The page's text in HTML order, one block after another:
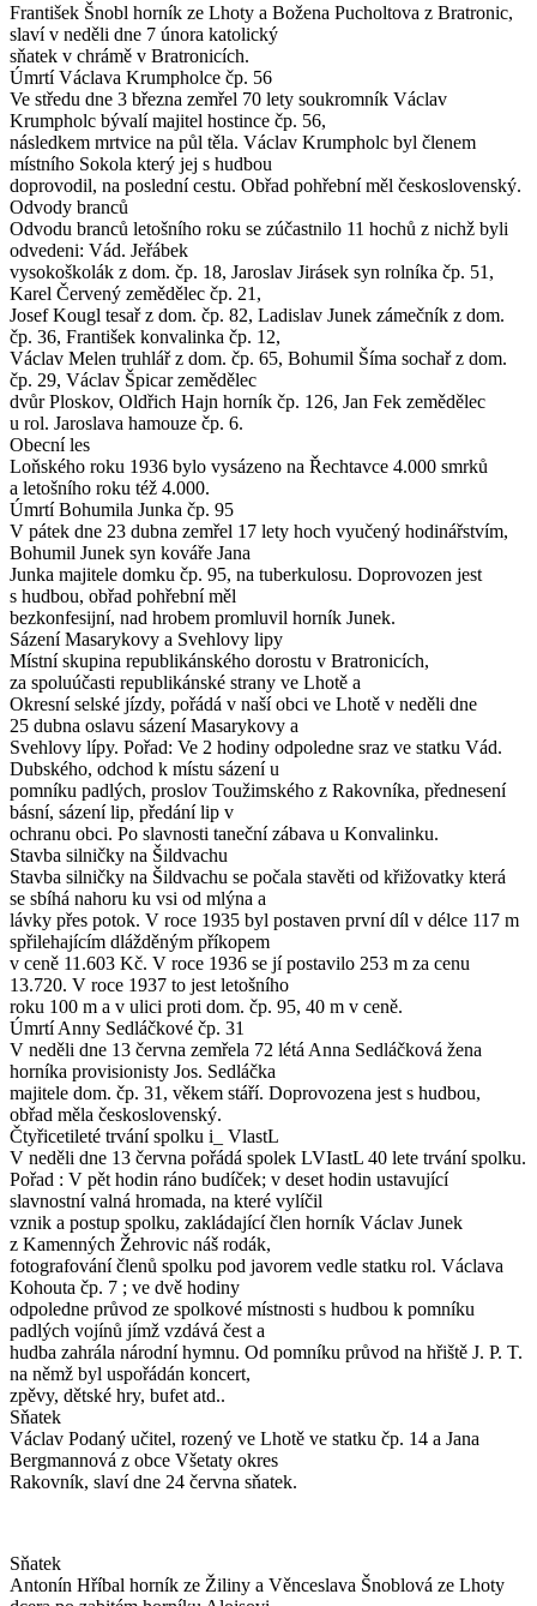
František Šnobl horník ze Lhoty a Božena Pucholtova z Bratronic,
slaví v neděli dne 7 února katolický
sňatek v chrámě v Bratronicích.
Úmrtí Václava Krumpholce čp. 56
Ve středu dne 3 března zemřel 70 lety soukromník Václav
Krumpholc bývalí majitel hostince čp. 56,
následkem mrtvice na půl těla. Václav Krumpholc byl členem
místního Sokola který jej s hudbou
doprovodil, na poslední cestu. Obřad pohřební měl československý.
Odvody branců
Odvodu branců letošního roku se zúčastnilo 11 hochů z nichž byli
odvedeni: Vád. Jeřábek
vysokoškolák z dom. čp. 18, Jaroslav Jirásek syn rolníka čp. 51,
Karel Červený zemědělec čp. 21,
Josef Kougl tesař z dom. čp. 82, Ladislav Junek zámečník z dom.
čp. 36, František konvalinka čp. 12,
Václav Melen truhlář z dom. čp. 65, Bohumil Šíma sochař z dom.
čp. 29, Václav Špicar zemědělec
dvůr Ploskov, Oldřich Hajn horník čp. 126, Jan Fek zemědělec
u rol. Jaroslava hamouze čp. 6.
Obecní les
Loňského roku 1936 bylo vysázeno na Řechtavce 4.000 smrků
a letošního roku též 4.000.
Úmrtí Bohumila Junka čp. 95
V pátek dne 23 dubna zemřel 17 lety hoch vyučený hodinářstvím,
Bohumil Junek syn kováře Jana
Junka majitele domku čp. 95, na tuberkulosu. Doprovozen jest
s hudbou, obřad pohřební měl
bezkonfesijní, nad hrobem promluvil horník Junek.
Sázení Masarykovy a Svehlovy lipy
Místní skupina republikánského dorostu v Bratronicích,
za spoluúčasti republikánské strany ve Lhotě a
Okresní selské jízdy, pořádá v naší obci ve Lhotě v neděli dne
25 dubna oslavu sázení Masarykovy a
Svehlovy lípy. Pořad: Ve 2 hodiny odpoledne sraz ve statku Vád.
Dubského, odchod k místu sázení u
pomníku padlých, proslov Toužimského z Rakovníka, přednesení
básní, sázení lip, předání lip v
ochranu obci. Po slavnosti taneční zábava u Konvalinku.
Stavba silničky na Šildvachu
Stavba silničky na Šildvachu se počala stavěti od křižovatky která
se sbíhá nahoru ku vsi od mlýna a
lávky přes potok. V roce 1935 byl postaven první díl v délce 117 m
spřilehajícím dlážděným příkopem
v ceně 11.603 Kč. V roce 1936 se jí postavilo 253 m za cenu
13.720. V roce 1937 to jest letošního
roku 100 m a v ulici proti dom. čp. 95, 40 m v ceně.
Úmrtí Anny Sedláčkové čp. 31
V neděli dne 13 června zemřela 72 létá Anna Sedláčková žena
horníka provisionisty Jos. Sedláčka
majitele dom. čp. 31, věkem stáří. Doprovozena jest s hudbou,
obřad měla československý.
Čtyřicetileté trvání spolku i_ VlastL
V neděli dne 13 června pořádá spolek LVIastL 40 lete trvání spolku.
Pořad : V pět hodin ráno budíček; v deset hodin ustavující
slavnostní valná hromada, na které vylíčil
vznik a postup spolku, zakládající člen horník Václav Junek
z Kamenných Žehrovic náš rodák,
fotografování členů spolku pod javorem vedle statku rol. Václava
Kohouta čp. 7 ; ve dvě hodiny
odpoledne průvod ze spolkové místnosti s hudbou k pomníku
padlých vojínů jímž vzdává čest a
hudba zahrála národní hymnu. Od pomníku průvod na hřiště J. P. T.
na němž byl uspořádán koncert,
zpěvy, dětské hry, bufet atd..
Sňatek
Václav Podaný učitel, rozený ve Lhotě ve statku čp. 14 a Jana
Bergmannová z obce Všetaty okres
Rakovník, slaví dne 24 června sňatek.
Sňatek
Antonín Hříbal horník ze Žiliny a Věnceslava Šnoblová ze Lhoty